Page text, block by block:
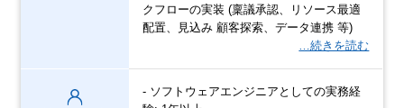
クフローの実装 (稟議承認、リソース最適
配置、見込み 顧客探索、データ連携 等)
…続きを読む
- ソフトウェアエンジニアとしての実務経